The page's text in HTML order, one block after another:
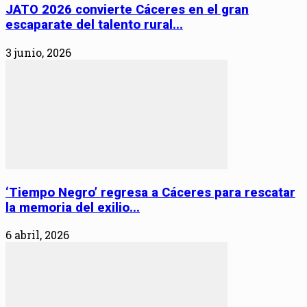
JATO 2026 convierte Cáceres en el gran
escaparate del talento rural...
3 junio, 2026
‘Tiempo Negro’ regresa a Cáceres para rescatar
la memoria del exilio...
6 abril, 2026